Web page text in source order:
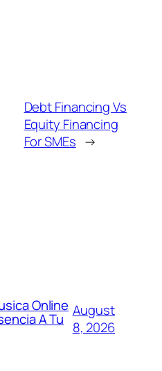
Debt Financing Vs
Equity Financing
For SMEs →
Online
A Tu August
8, 2026